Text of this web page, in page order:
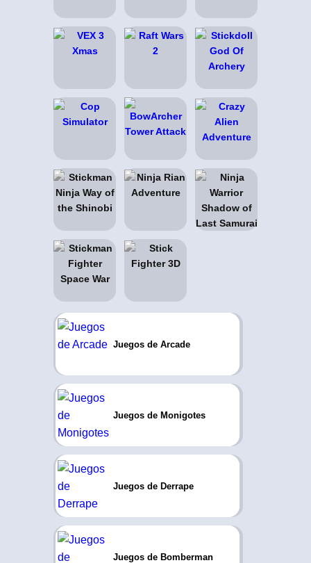
Juegos de Arcade
Juegos de Monigotes
Juegos de Derrape
Juegos de Bomberman